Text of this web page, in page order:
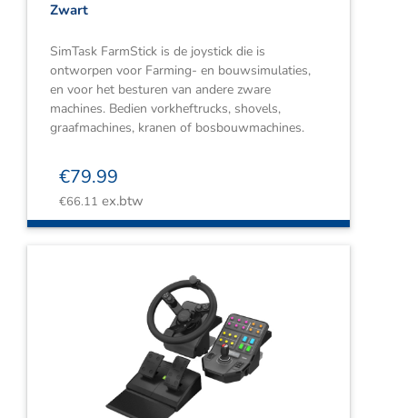
Zwart
SimTask FarmStick is de joystick die is
ontworpen voor Farming- en bouwsimulaties,
en voor het besturen van andere zware
machines. Bedien vorkheftrucks, shovels,
graafmachines, kranen of bosbouwmachines.
€79.99
€66.11 ex.btw